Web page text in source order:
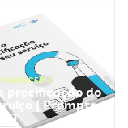
a precificação do
| Prompts